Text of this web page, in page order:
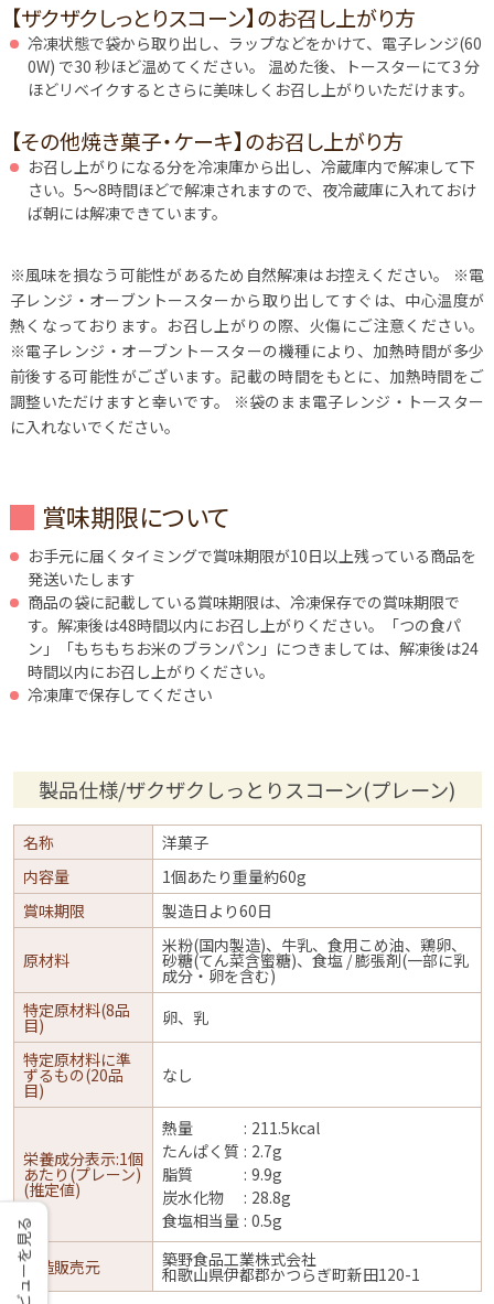
【ザクザクしっとりスコーン】のお召し上がり方
冷凍状態で袋から取り出し、ラップなどをかけて、電子レンジ(60
0W) で30 秒ほど温めてください。 温めた後、トースターにて3 分
ほどリベイクするとさらに美味しくお召し上がりいただけます。
【その他焼き菓子・ケーキ】のお召し上がり方
お召し上がりになる分を冷凍庫から出し、冷蔵庫内で解凍して下
さい。5～8時間ほどで解凍されますので、夜冷蔵庫に入れておけ
ば朝には解凍できています。
※風味を損なう可能性があるため自然解凍はお控えください。
※電
子レンジ・オーブントースターから取り出してすぐは、中心温度が
熱くなっております。お召し上がりの際、火傷にご注意ください。
※電子レンジ・オーブントースターの機種により、加熱時間が多少
前後する可能性がございます。記載の時間をもとに、加熱時間をご
調整いただけますと幸いです。 ※袋のまま電子レンジ・トースター
に入れないでください。
賞味期限について
お手元に届くタイミングで賞味期限が10日以上残っている商品を
発送いたします
商品の袋に記載している賞味期限は、冷凍保存での賞味期限で
す。解凍後は48時間以内にお召し上がりください。「つの食パ
ン」「もちもちお米のブランパン」につきましては、解凍後は24
時間以内にお召し上がりください。
冷凍庫で保存してください
製品仕様/ザクザクしっとりスコーン(プレーン)
名称
洋菓子
内容量
1個あたり重量約60g
賞味期限
製造日より60日
原材料
米粉(国内製造)、牛乳、食用こめ油、鶏卵、
砂糖(てん菜含蜜糖)、食塩 / 膨張剤(一部に乳
成分・卵を含む)
特定原材料(8品
目)
卵、乳
特定原材料に準
ずるもの(20品
目)
なし
栄養成分表示:1個
あたり(プレーン)
(推定値)
熱量
211.5kcal
たんぱく質
2.7g
脂質
9.9g
炭水化物
28.8g
食塩相当量 0.5g
製造販売元 築野食品工業株式会社
和歌山県伊都郡かつらぎ町新田120-1
レビューを見る